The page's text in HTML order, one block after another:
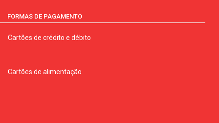
FORMAS DE PAGAMENTO
Cartões de crédito e débito
Cartões de alimentação